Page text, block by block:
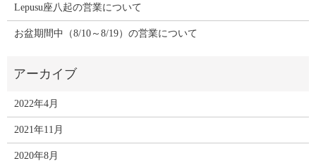
Lepusu座八起の営業について
お盆期間中（8/10～8/19）の営業について
2022年4月
2021年11月
2020年8月